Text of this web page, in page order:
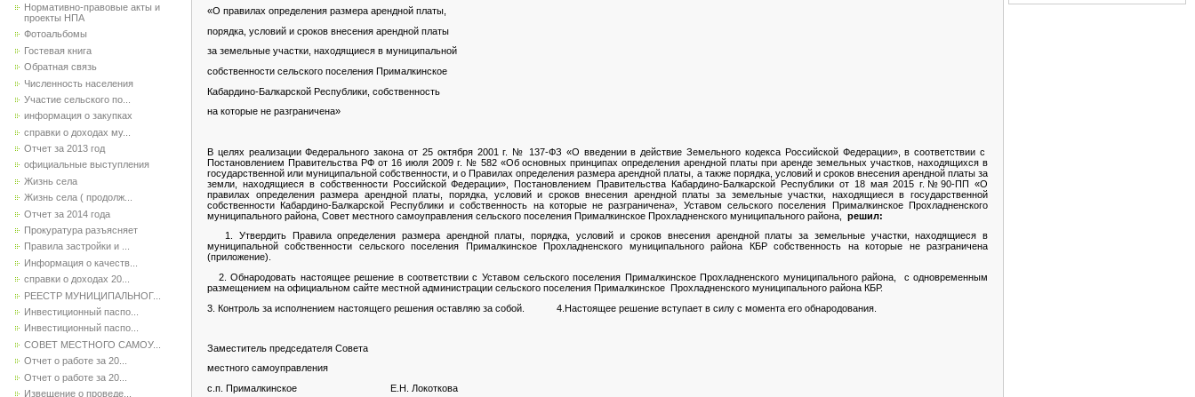
Нормативно-правовые акты и
проекты НПА
Фотоальбомы
Гостевая книга
Обратная связь
Численность населения
Участие сельского по...
информация о закупках
справки о доходах му...
Отчет за 2013 год
официальные выступления
Жизнь села
Жизнь села ( продолж...
Отчет за 2014 года
Прокуратура разъясняет
Правила застройки и ...
Информация о качеств...
справки о доходах 20...
РЕЕСТР МУНИЦИПАЛЬНОГ...
Инвестиционный паспо...
Инвестиционный паспо...
СОВЕТ МЕСТНОГО САМОУ...
Отчет о работе за 20...
Отчет о работе за 20...
Извещение о проведе...
«О правилах определения размера арендной платы,
порядка, условий и сроков внесения арендной платы
за земельные участки, находящиеся в муниципальной
собственности сельского поселения Прималкинское
Кабардино-Балкарской Республики, собственность
на которые не разграничена»
В целях реализации Федерального закона от 25 октября 2001 г. № 137-ФЗ «О введении в действие Земельного кодекса Российской Федерации», в соответствии с
Постановлением Правительства РФ от 16 июля 2009 г. № 582 «Об основных принципах определения арендной платы при аренде земельных участков, находящихся в
государственной или муниципальной собственности, и о Правилах определения размера арендной платы, а также порядка, условий и сроков внесения арендной платы за
земли, находящиеся в собственности Российской Федерации», Постановлением Правительства Кабардино-Балкарской Республики от 18 мая 2015 г.№90-ПП «О
правилах определения размера арендной платы, порядка, условий и сроков внесения арендной платы за земельные участки, находящиеся в государственной
собственности Кабардино-Балкарской Республики и собственность на которые не разграничена», Уставом сельского поселения Прималкинское Прохладненского
муниципального района, Совет местного самоуправления сельского поселения Прималкинское Прохладненского муниципального района, решил:
1. Утвердить Правила определения размера арендной платы, порядка, условий и сроков внесения арендной платы за земельные участки, находящиеся в
муниципальной собственности сельского поселения Прималкинское Прохладненского муниципального района КБР собственность на которые не разграничена
(приложение).
2. Обнародовать настоящее решение в соответствии с Уставом сельского поселения Прималкинское Прохладненского муниципального района, с одновременным
размещением на официальном сайте местной администрации сельского поселения Прималкинское Прохладненского муниципального района КБР.
3. Контроль за исполнением настоящего решения оставляю за собой. 4.Настоящее решение вступает в силу с момента его обнародования.
Заместитель председателя Совета
местного самоуправления
с.п. Прималкинское Е.Н. Локоткова